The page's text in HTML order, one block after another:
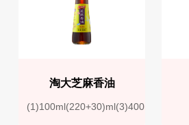
淘大芝麻香油
(1)100ml(220+30)ml(3)400ml(4)500ml